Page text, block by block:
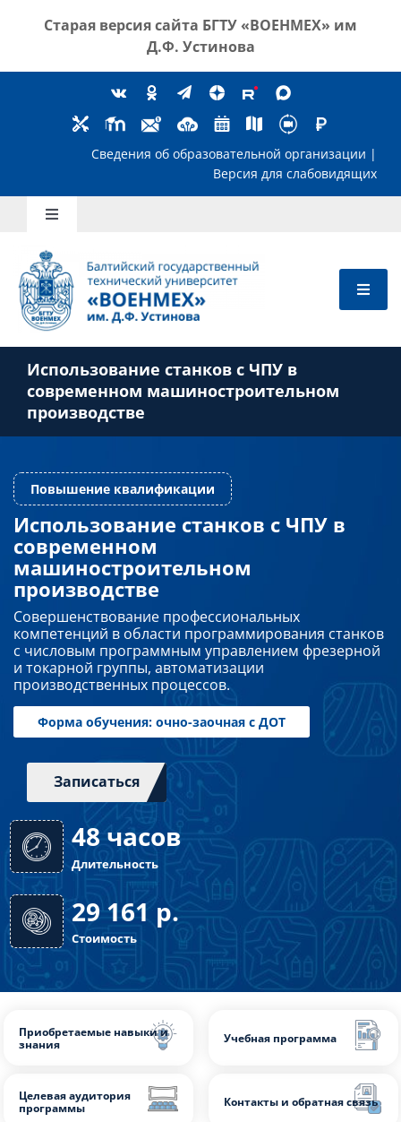
Старая версия сайта БГТУ «ВОЕНМЕХ» им
Д.Ф. Устинова
Сведения об образовательной
Toggle
Школьникам
Абитуриентам
Студентам
Преподавателям
Слушателям
Партнерам
НИОКР
Использование станков с ЧПУ в
современном машиностроительном
производстве
Повышение квалификации
Использование станков с ЧПУ в
современном
машиностроительном
производстве
Совершенствование профессиональных
компетенций в области программирования станков
с числовым программным управлением фрезерной
и токарной группы, автоматизации
производственных процессов.
Форма обучения: очно-заочная с ДОТ
Записаться
48 часов